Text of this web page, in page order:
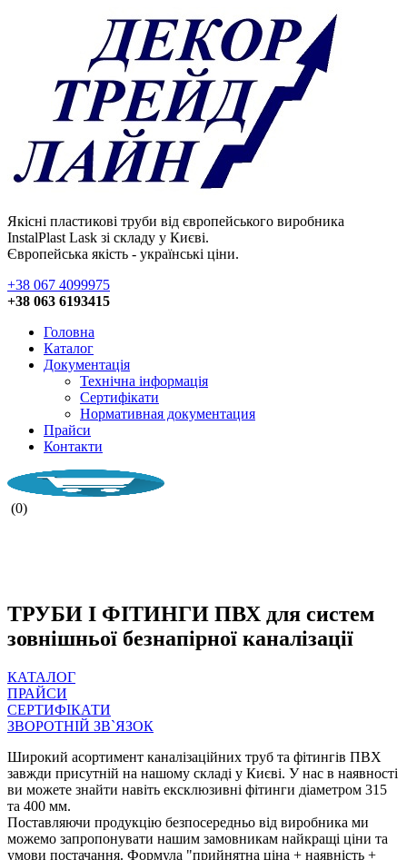
Якісні пластикові труби від європейського виробника
InstalPlast Lask зі складу у Києві.
Європейська якість - українські ціни.
+38 067 4099975
+38 063 6193415
Головна
Каталог
Документація
Технічна інформація
Сертифікати
Нормативная документация
Прайси
Контакти
(0)
ТРУБИ І ФІТИНГИ ПВХ для систем
зовнішньої безнапірної каналізації
КАТАЛОГ
ПРАЙСИ
СЕРТИФІКАТИ
ЗВОРОТНІЙ ЗВ`ЯЗОК
Широкий асортимент каналізаційних труб та фітингів ПВХ
завжди присутній на нашому складі у Києві. У нас в наявності
ви можете знайти навіть ексклюзивні фітинги діаметром 315
та 400 мм.
Поставляючи продукцію безпосередньо від виробника ми
можемо запропонувати нашим замовникам найкращі ціни та
умови постачання. Формула "прийнятна ціна + наявність +